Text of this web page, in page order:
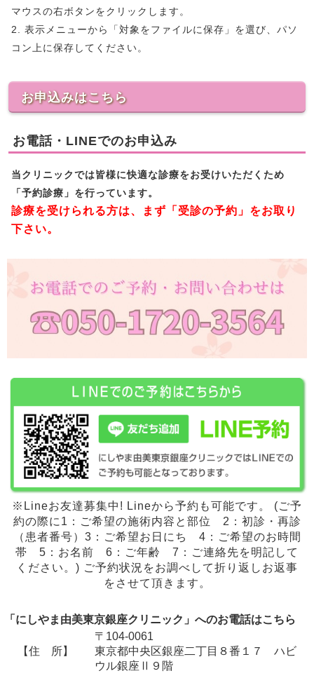
マウスの右ボタンをクリックします。
2. 表示メニューから「対象をファイルに保存」を選び、パソ
コン上に保存してください。
お申込みはこちら
お電話・LINEでのお申込み
当クリニックでは皆様に快適な診療をお受けいただくため
「予約診療」を行っています。
診療を受けられる方は、まず「受診の予約」をお取り
下さい。
※Lineお友達募集中! Lineから予約も可能です。 (ご予
約の際に1：ご希望の施術内容と部位 2：初診・再診
（患者番号）3：ご希望お日にち 4：ご希望のお時間
帯 5：お名前 6：ご年齢 7：ご連絡先を明記して
ください。) ご予約状況をお調べして折り返しお返事
をさせて頂きます。
「にしやま由美東京銀座クリニック」へのお電話はこちら
【住 所】
〒104-0061
東京都中央区銀座二丁目８番１７ ハビ
ウル銀座Ⅱ９階